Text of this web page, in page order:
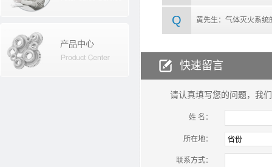
Q 黄先生：气体灭火系统
快速留言
请认真填写您的问题，我
姓 名：
所在地：
联系方式：